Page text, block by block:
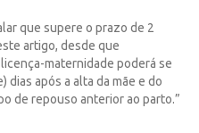
que supere o prazo de 2
artigo, desde que
maternidade poderá se
após a alta da mãe e do
de repouso anterior ao parto.”